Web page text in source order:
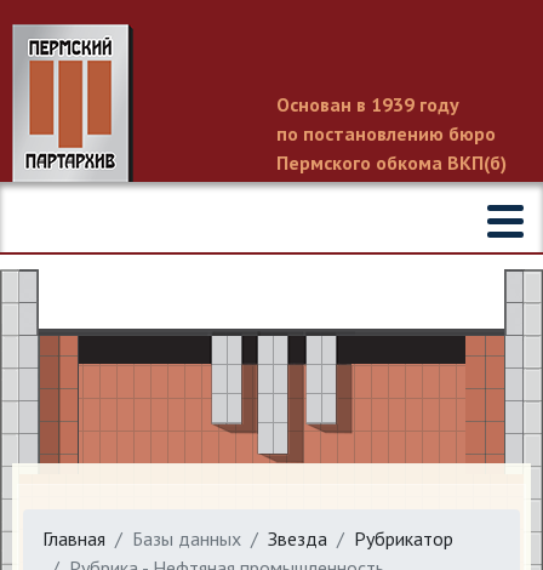
Основан в 1939 году
по постановлению бюро
Пермского обкома ВКП(б)
Главная Базы данных Звезда
Рубрикатор